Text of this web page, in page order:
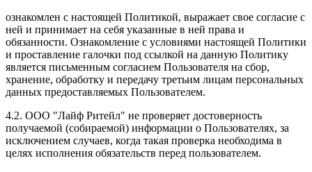
ознакомлен с настоящей Политикой, выражает свое согласие с
ней и принимает на себя указанные в ней права и
обязанности. Ознакомление с условиями настоящей Политики
и проставление галочки под ссылкой на данную Политику
является письменным согласием Пользователя на сбор,
хранение, обработку и передачу третьим лицам персональных
данных предоставляемых Пользователем.
4.2. ООО "Лайф Ритейл" не проверяет достоверность
получаемой (собираемой) информации о Пользователях, за
исключением случаев, когда такая проверка необходима в
целях исполнения обязательств перед пользователем.